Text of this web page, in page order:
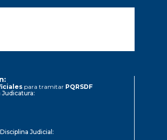
para tramitar PQRSDF
Judicatura:
Judicial: